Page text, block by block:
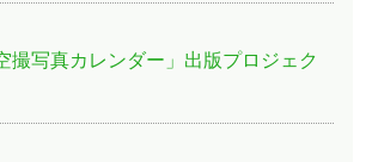
撮写真カレンダー」出版プロジェク